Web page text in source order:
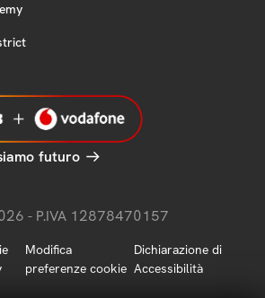
futuro
- P.IVA 12878470157
Modifica
preferenze cookie
Dichiarazione di
Accessibilità